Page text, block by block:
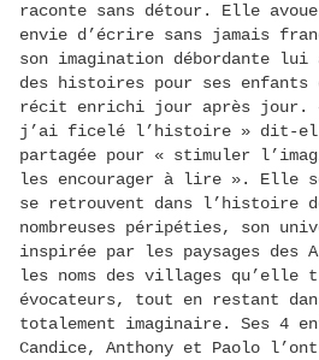
raconte sans détour. Elle
envie d’écrire sans jamais
son imagination débordante lui
des histoires pour ses enfants
récit enrichi jour après jour.
j’ai ficelé l’histoire » dit-
partagée pour « stimuler
les encourager à lire ». Elle
se retrouvent dans l’histoire
nombreuses péripéties, son
inspirée par les paysages des
les noms des villages qu’elle
évocateurs, tout en restant
totalement imaginaire. Ses 4
Candice, Anthony et Paolo